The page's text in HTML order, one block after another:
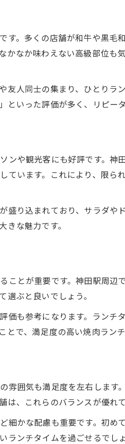
時間
満喫
方法
ーン
ポイント
術
ランチ
感UP
に支持される理由
チの選び方
エネルギーチャージ
の魅力
。多くの店舗が和牛や黒毛
なか味わえない高級部位も
人同士の集まり、ひとりラ
いった評価が多く、リピー
や観光客にも好評です。神
います。これにより、限ら
盛り込まれており、サラダや
な魅力です。
とが重要です。神田駅周辺
ぶと良いでしょう。
価も参考になります。ランチ
で、満足度の高い焼肉ランチ
囲気も満足度を左右します
、これらのバランスが優れ
細かな配慮も重要です。初め
ンチタイムを過ごせるでしょ